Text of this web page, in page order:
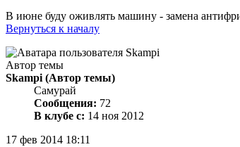
В июне буду оживлять машину - замена
Вернуться к началу
Автор темы
Skampi (Автор темы)
Самурай
Сообщения: 72
В клубе с: 14 ноя 2012
17 фев 2014 18:11